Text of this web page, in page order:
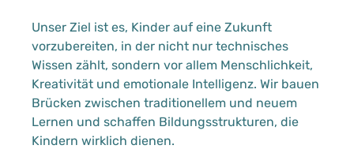
Unser Ziel ist es, Kinder auf eine Zukunft
vorzubereiten, in der nicht nur technisches
Wissen zählt, sondern vor allem Menschlichkeit,
Kreativität und emotionale Intelligenz. Wir bauen
Brücken zwischen traditionellem und neuem
Lernen und schaffen Bildungsstrukturen, die
Kindern wirklich dienen.